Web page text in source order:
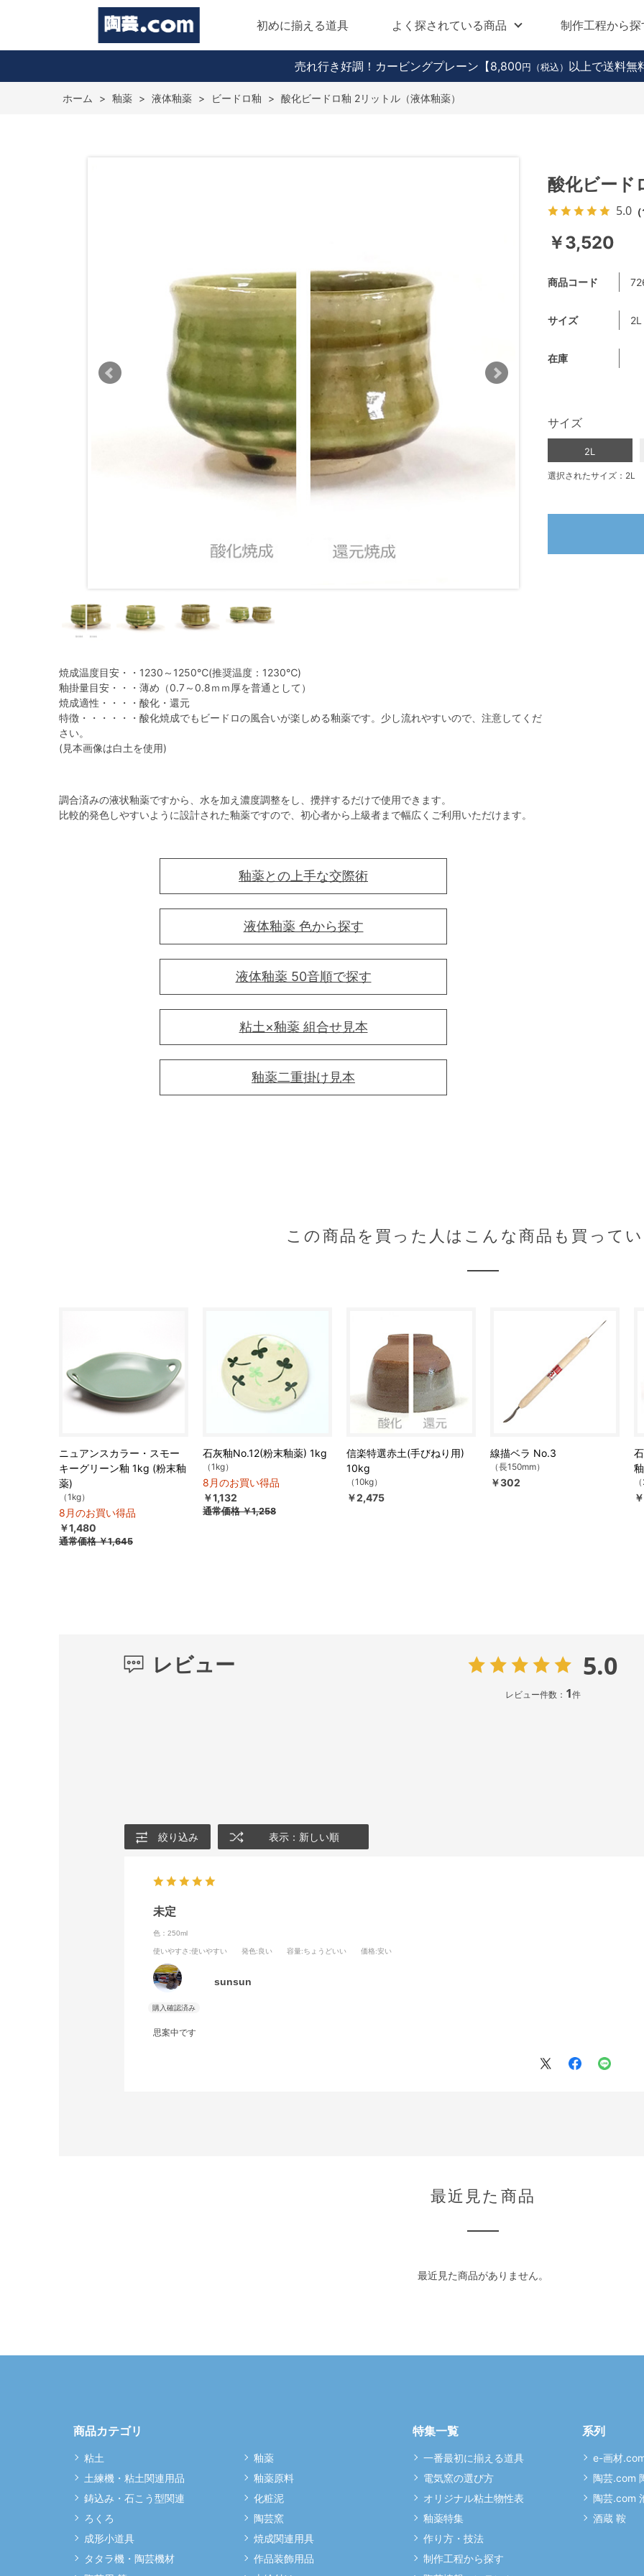
初めに揃える道具 よく探されている商品 制作工程から探
売れ行き好調！カービングプレーン 【8,800 円（税込） 以上で送料無
ホーム > 釉薬 > 液体釉薬 > ビードロ釉 > 酸化ビードロ釉 2リットル（液体釉薬）
焼成温度目安・・1230～1250℃(推奨温度：1230℃)
釉掛量目安・・・薄め（0.7～0.8ｍｍ厚を普通として）
焼成適性・・・・酸化・還元
特徴・・・・・・酸化焼成でもビードロの風合いが楽しめる釉薬です。少し流れやすいので、注意してくだ
さい。
(見本画像は白土を使用)
調合済みの液状釉薬ですから、水を加え濃度調整をし、攪拌するだけで使用できます。
比較的発色しやすいように設計された釉薬ですので、初心者から上級者まで幅広くご利用いただけます。
釉薬との上手な交際術
液体釉薬 色から探す
液体釉薬 50音順で探す
粘土×釉薬 組合せ見本
釉薬二重掛け見本
酸化ビード
5.0
￥3,520
商品コード
サイズ 2L
在庫
サイズ
2L
選択されたサイズ：2L
この商品を買った人はこんな商品も買って
ニュアンスカラー・スモー
キーグリーン釉 1kg (粉末釉
薬)
（1kg）
8月のお買い得品
￥1,480
通常価格￥1,645
石灰釉No.12(粉末釉薬) 1kg
（1kg）
8月のお買い得品
￥1,132
通常価格￥1,258
信楽特選赤土(手びねり用)
10kg
（10kg）
￥2,475
線描ベラ No.3
（長150mm）
￥302
レビュー 5.0
レビュー件数： 1件
絞り込み 表示：新しい順
未定
色：250ml
使いやすさ :使いやすい 発色:良い 容量:ちょうどいい 価格:安い
sunsun
思案中です
最近見た商品
最近見た商品がありません。
商品カテゴリ
粘土
土練機・粘土関連用品
鋳込み・石こう型関連
ろくろ
成形小道具
タタラ機・陶芸機材
釉薬
釉薬原料
化粧泥
陶芸窯
焼成関連用具
作品装飾用品
特集一覧
一番最初に揃える道具
電気窯の選び方
オリジナル粘土物性表
釉薬特集
作り方・技法
制作工程から探す
系列
e-画材
陶芸.com
陶芸.com
酒蔵 鞍